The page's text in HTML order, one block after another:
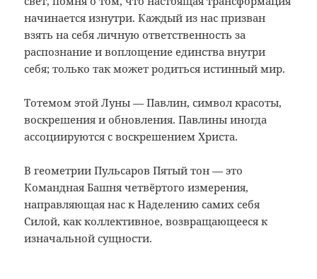
начинается изнутри. Каждый из нас призван
взять на себя личную ответственность за
распознание и воплощение единства внутри
себя; только так может родиться истинный мир.
Тотемом этой Луны — Павлин, символ красоты,
воскрешения и обновления. Павлины иногда
ассоциируются с воскрешением Христа.
В геометрии Пульсаров Пятый тон — это
Командная Башня четвёртого измерения,
направляющая нас к Наделению самих себя
Силой, как коллективное, возвращающееся к
изначальной сущности.